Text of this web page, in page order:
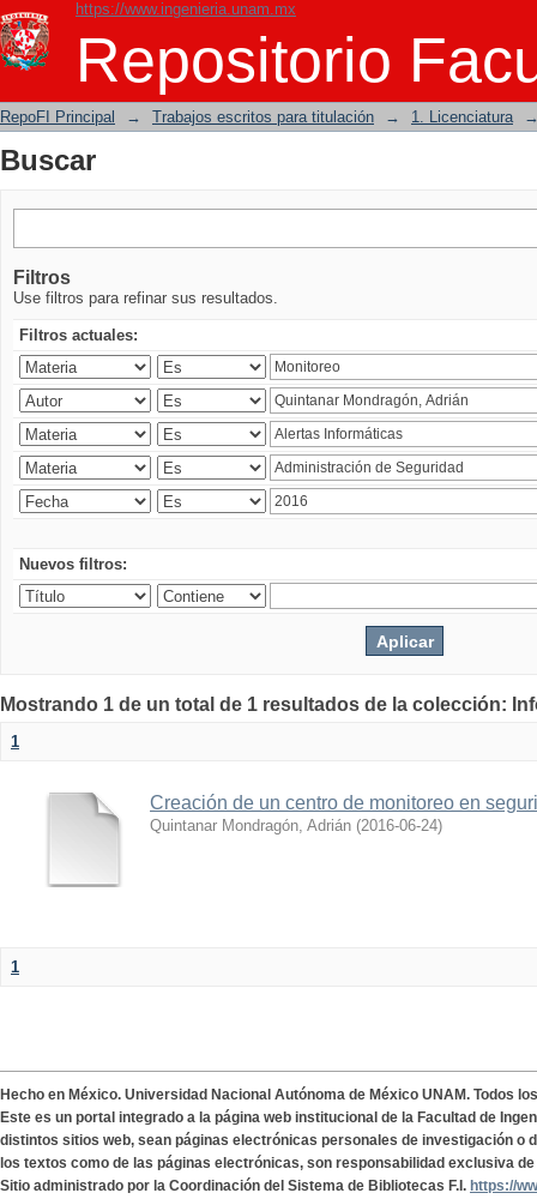
https://www.ingenieria.unam.mx
Repositorio
Buscar
RepoFI Principal → Trabajos escritos para titulación → 1. Licenciatura
Buscar
Filtros
Use filtros para refinar sus resultados.
Filtros actuales:
Nuevos filtros:
Mostrando 1 de un total de 1 resultados de la colección:
1
Creación de un centro de monitoreo en
Quintanar Mondragón, Adrián (2016-06-24)
1
Hecho en México. Universidad Nacional Autónoma de México UNAM. Todos
Este es un portal integrado a la página web institucional de la Facultad de
distintos sitios web, sean páginas electrónicas personales de investigación o
los textos como de las páginas electrónicas, son responsabilidad exclusiva
Sitio administrado por la Coordinación del Sistema de Bibliotecas F.I. https://